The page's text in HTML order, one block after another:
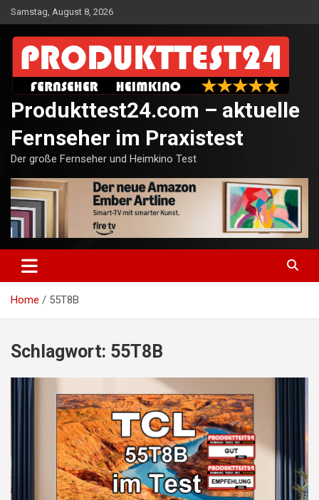
Skip
to
content
Samstag, August 8, 2026
Produkttest24.com – aktuelle
Fernseher im Praxistest
Der große Fernseher und Heimkino Test
Home 55T8B
Schlagwort: 55T8B